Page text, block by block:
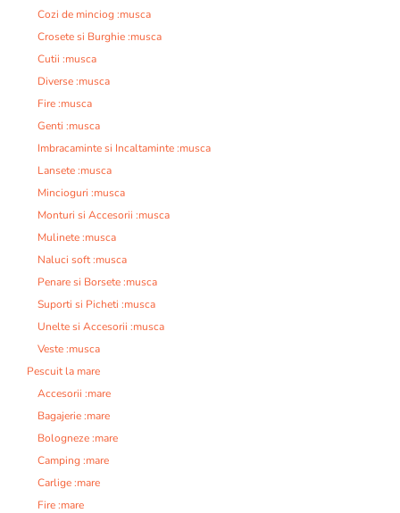
Cozi de minciog :musca
Crosete si Burghie :musca
Cutii :musca
Diverse :musca
Fire :musca
Genti :musca
Imbracaminte si Incaltaminte :musca
Lansete :musca
Mincioguri :musca
Monturi si Accesorii :musca
Mulinete :musca
Naluci soft :musca
Penare si Borsete :musca
Suporti si Picheti :musca
Unelte si Accesorii :musca
Veste :musca
Pescuit la mare
Accesorii :mare
Bagajerie :mare
Bologneze :mare
Camping :mare
Carlige :mare
Fire :mare